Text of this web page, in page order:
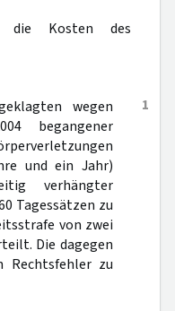
die Kosten des
1
wegen
begangener
und ein Jahr)
verhängter
Tagessätzen zu
von zwei
Die dagegen
Rechtsfehler zu